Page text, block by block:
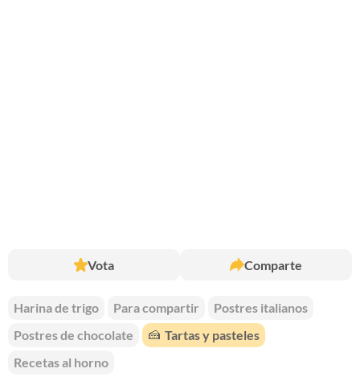
Vota Comparte
Harina de trigo Para compartir
Postres italianos
Postres de chocolate
🍰 Tartas y pasteles
Recetas al horno